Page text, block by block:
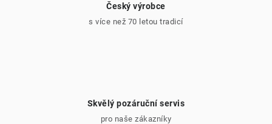
Český výrobce
s více než 70 letou tradicí
Skvělý pozáruční servis
pro naše zákazníky